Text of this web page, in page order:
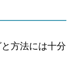
方法には十分